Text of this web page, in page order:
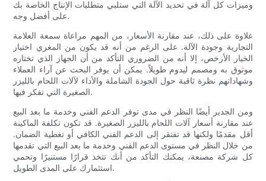
وميزات كل آلة في تحديد الآلة التي ستلبي متطلبات الإنتاج الخاصة بك
على أفضل وجه.
علاوة على ذلك، عند مقارنة الأسعار، من المهم مراعاة سمعة العلامة
التجارية وجودة الآلة. على الرغم من أنه قد يكون من المغري اختيار
الخيار الأرخص، إلا أنه من الضروري التأكد من أن الجهاز الذي تختاره
موثوق به ومصمم ليدوم طويلاً. يمكن أن يوفر البحث عن آراء العملاء
وشهاداتهم نظرة ثاقبة حول الجودة الشاملة والأداء لآلات اللحام بالليزر
الصغيرة التي تفكر فيها.
ومن الجدير أيضًا النظر في مدى توفر الدعم الفني وخدمة ما بعد البيع
عند مقارنة أسعار آلات اللحام بالليزر الصغيرة. قد تكون تكلفة الماكينة
أقل مقدمًا ولكنها قد تفتقر إلى الدعم الفني الكافي أو تغطية الضمان.
من خلال النظر في مستوى الدعم الفني وخدمة ما بعد البيع التي تقدمها
كل شركة مصنعة، يمكنك التأكد من أنك تتخذ قرارًا مستنيرًا وتحمي
استثمارك على المدى الطويل.